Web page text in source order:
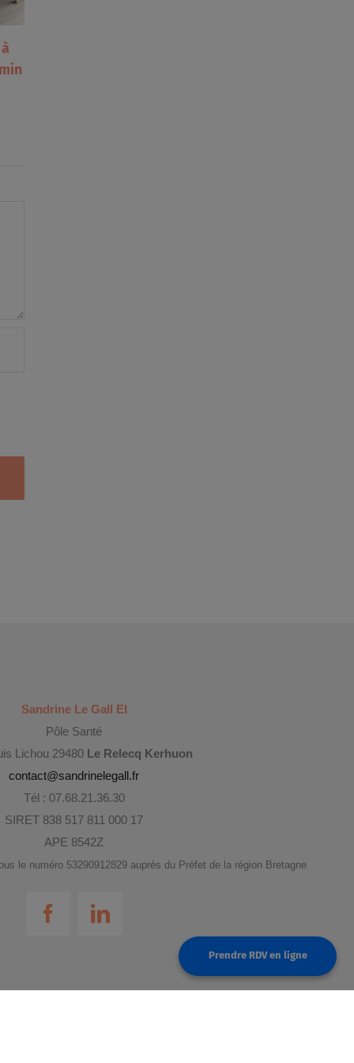
Sandrine Le Gall EI
Pôle Santé
Lichou 29480 Le Relecq Kerhuon
contact@sandrinelegall.fr
Tél : 07.68.21.36.30
SIRET 838 517 811 000 17
APE 8542Z
le numéro 53290912829 auprès du Préfet de la région Bretagne
Prendre RDV en ligne